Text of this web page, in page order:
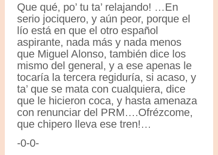
Que qué, po’ tu ta’ relajando! …En
serio jociquero, y aún peor, porque el
lío está en que el otro español
aspirante, nada más y nada menos
que Miguel Alonso, también dice los
mismo del general, y a ese apenas le
tocaría la tercera regiduría, si acaso, y
ta’ que se mata con cualquiera, dice
que le hicieron coca, y hasta amenaza
con renunciar del PRM….Ofrézcome,
que chipero lleva ese tren!…
-0-0-